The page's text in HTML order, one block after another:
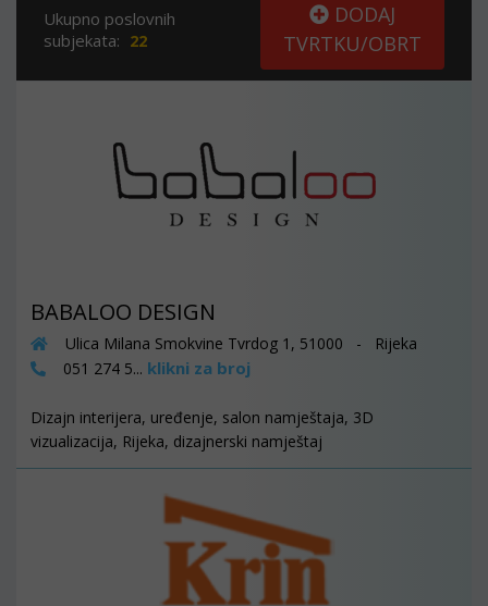
Ukupno poslovnih
subjekata: 22
DODAJ
TVRTKU/OBRT
BABALOO DESIGN
Ulica Milana Smokvine Tvrdog 1, 51000 - Rijeka
051 274 5... klikni za broj
Dizajn interijera, uređenje, salon namještaja, 3D
vizualizacija, Rijeka, dizajnerski namještaj